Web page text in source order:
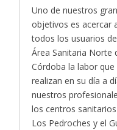
Uno de nuestros
objetivos es acercar
todos los usuarios
Área Sanitaria Norte
Córdoba la labor que
realizan en su día a
nuestros
los centros
Los Pedroches y el